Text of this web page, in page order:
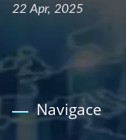
22 Apr, 2025
Navigace